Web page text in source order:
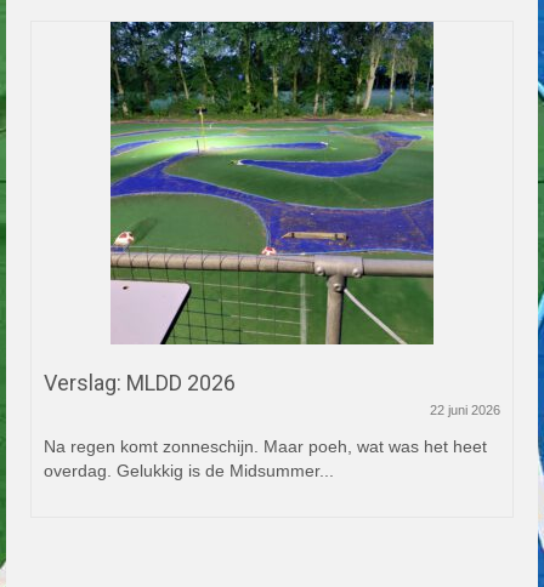
Verslag: MLDD 2026
22 juni 2026
Na regen komt zonneschijn. Maar poeh, wat was het heet
overdag. Gelukkig is de Midsummer...